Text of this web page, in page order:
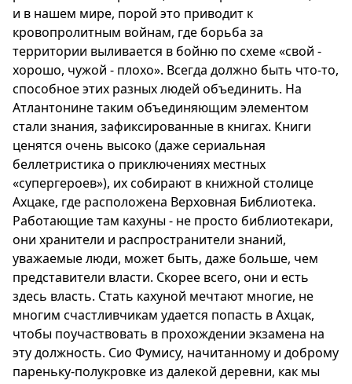
и в нашем мире, порой это приводит к
кровопролитным войнам, где борьба за
территории выливается в бойню по схеме «свой -
хорошо, чужой - плохо». Всегда должно быть что-то,
способное этих разных людей объединить. На
Атлантонине таким объединяющим элементом
стали знания, зафиксированные в книгах. Книги
ценятся очень высоко (даже сериальная
беллетристика о приключениях местных
«супергероев»), их собирают в книжной столице
Ахцаке, где расположена Верховная Библиотека.
Работающие там кахуны - не просто библиотекари,
они хранители и распространители знаний,
уважаемые люди, может быть, даже больше, чем
представители власти. Скорее всего, они и есть
здесь власть. Стать кахуной мечтают многие, не
многим счастливчикам удается попасть в Ахцак,
чтобы поучаствовать в прохождении экзамена на
эту должность. Сио Фумису, начитанному и доброму
пареньку-полукровке из далекой деревни, как мы